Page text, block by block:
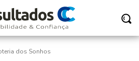
dos Sonhos